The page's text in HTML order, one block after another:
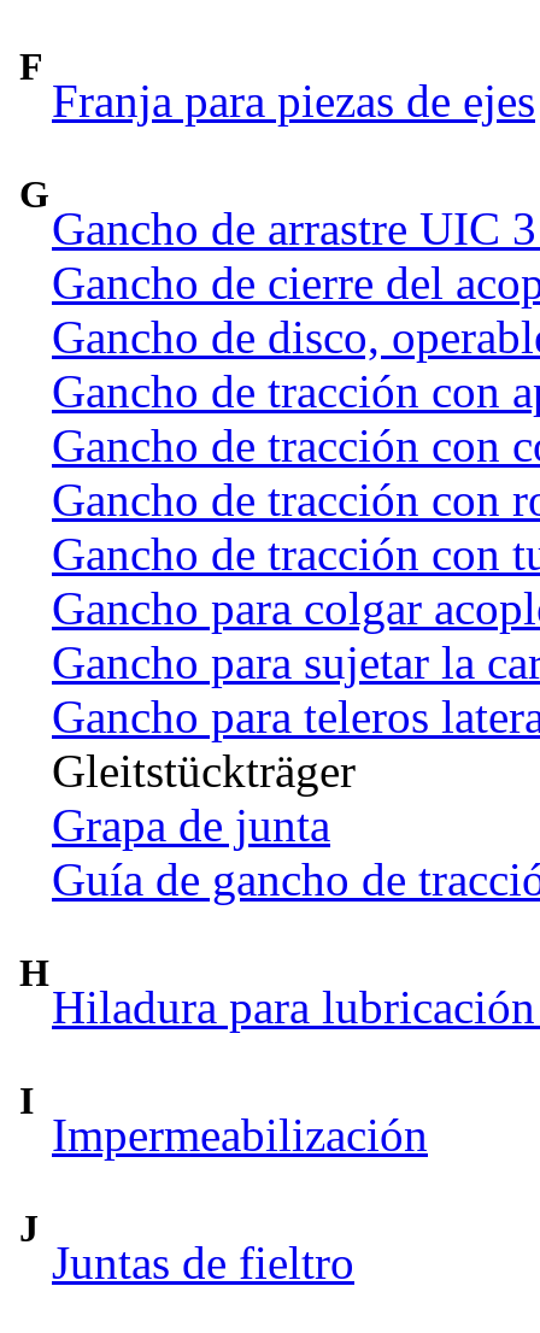
F
Franja para piezas de ejes
G
Gancho de arrastre UIC
Gancho de cierre del
Gancho de disco,
Gancho de tracción con
Gancho de tracción con
Gancho de tracción con
Gancho de tracción con
Gancho para colgar
Gancho para sujetar la
Gancho para teleros
Gleitstückträger
Grapa de junta
Guía de gancho de
H
Hiladura para
I
Impermeabilización
J
Juntas de fieltro